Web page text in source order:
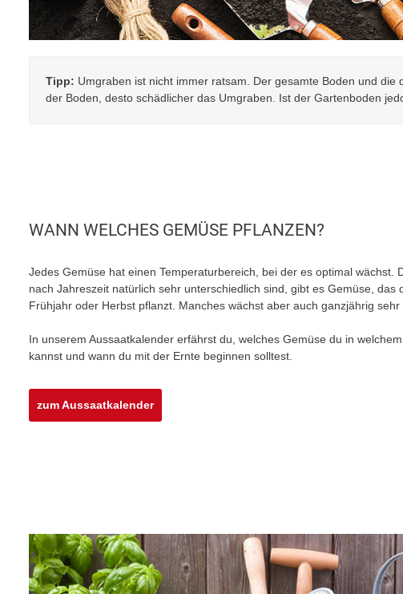
Tipp: Umgraben ist nicht immer ratsam. Der gesamte Boden und
der Boden, desto schädlicher das Umgraben. Ist der Gartenboden
WANN WELCHES GEMÜSE PFLANZEN?
Jedes Gemüse hat einen Temperaturbereich, bei der es optimal wächst.
nach Jahreszeit natürlich sehr unterschiedlich sind, gibt es Gemüse, das
Frühjahr oder Herbst pflanzt. Manches wächst aber auch ganzjährig sehr
In unserem Aussaatkalender erfährst du, welches Gemüse du in
kannst und wann du mit der Ernte beginnen solltest.
zum Aussaatkalender